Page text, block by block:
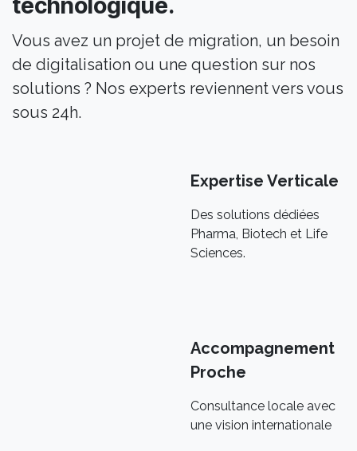
Vous avez un projet de migration, un besoin
de digitalisation ou une question sur nos
solutions ? Nos experts reviennent vers vous
sous 24h.
Expertise Verticale
Des solutions dédiées
Pharma, Biotech et Life
Sciences.
Accompagnement
Proche
Consultance locale avec
une vision internationale